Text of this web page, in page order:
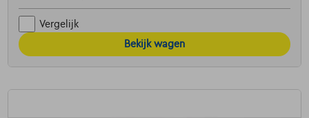
Vergelijk
Bekijk wagen